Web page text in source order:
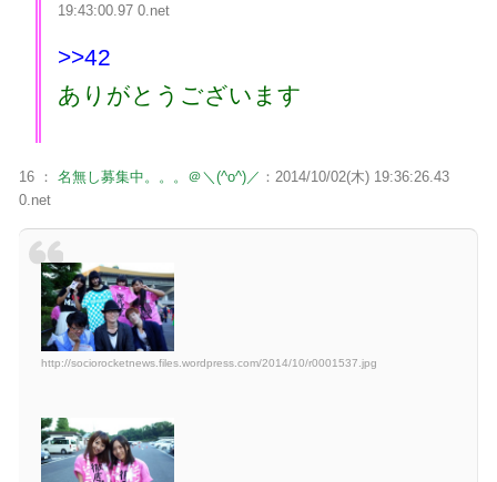
19:43:00.97 0.net
>>42
ありがとうございます
16 ： 名無し募集中。。。＠＼(^o^)／ ：2014/10/02(木) 19:36:26.43
0.net
http://sociorocketnews.files.wordpress.com/2014/10/r0001537.jpg